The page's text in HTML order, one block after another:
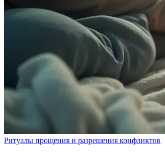
Ритуалы прощения и разрешения конфликтов